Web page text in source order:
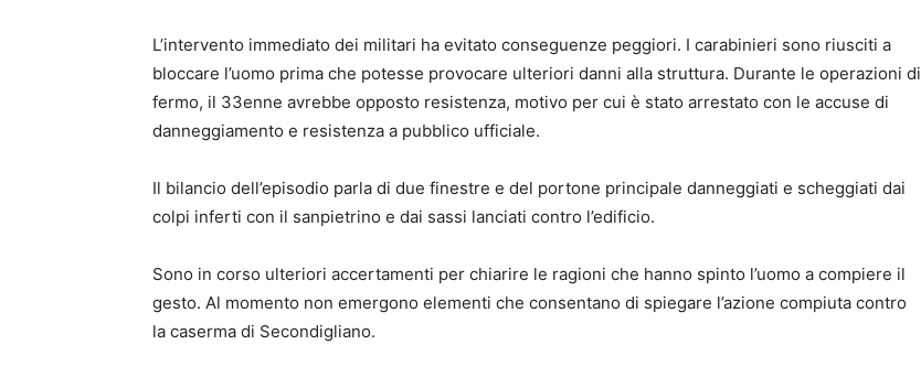
L’intervento immediato dei militari ha evitato conseguenze peggiori. I carabinieri sono riusciti a
bloccare l’uomo prima che potesse provocare ulteriori danni alla struttura. Durante le operazioni di
fermo, il 33enne avrebbe opposto resistenza, motivo per cui è stato arrestato con le accuse di
danneggiamento e resistenza a pubblico ufficiale.
Il bilancio dell’episodio parla di due finestre e del portone principale danneggiati e scheggiati dai
colpi inferti con il sanpietrino e dai sassi lanciati contro l’edificio.
Sono in corso ulteriori accertamenti per chiarire le ragioni che hanno spinto l’uomo a compiere il
gesto. Al momento non emergono elementi che consentano di spiegare l’azione compiuta contro
la caserma di Secondigliano.